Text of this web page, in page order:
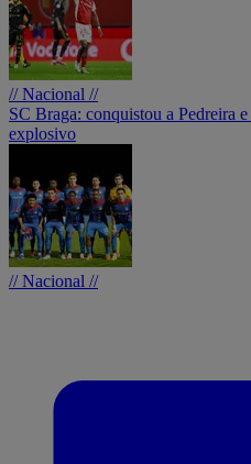
// Nacional //
SC Braga: conquistou a Pedreira
explosivo
// Nacional //